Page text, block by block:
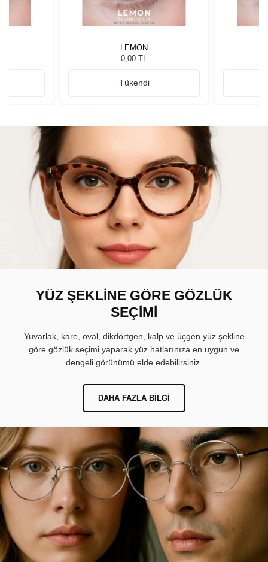
LEMON
0,00 TL
Tükendi
YÜZ ŞEKLİNE GÖRE GÖZLÜK
SEÇİMİ
Yuvarlak, kare, oval, dikdörtgen, kalp ve üçgen yüz şekline
göre gözlük seçimi yaparak yüz hatlarınıza en uygun ve
dengeli görünümü elde edebilirsiniz.
DAHA FAZLA BILGI